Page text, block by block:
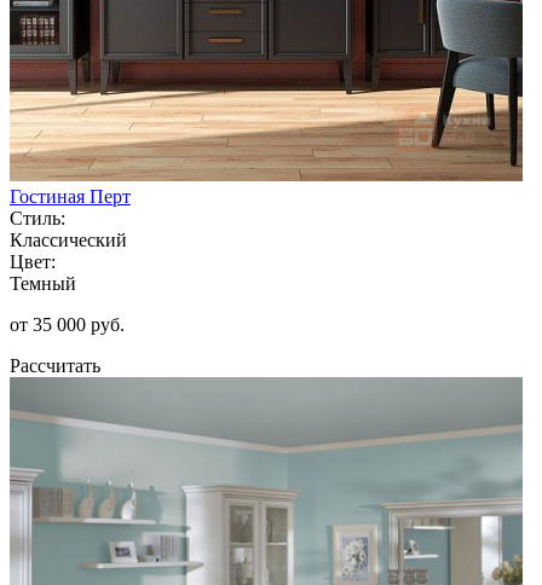
Гостиная Перт
Стиль:
Классический
Цвет:
Темный
от 35 000 руб.
Рассчитать